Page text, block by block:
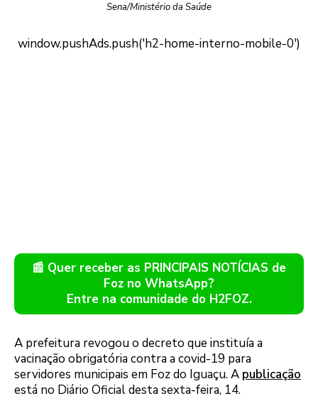
Sena/Ministério da Saúde
📰 Quer receber as PRINCIPAIS NOTÍCIAS de
Foz no WhatsApp?
Entre na comunidade do H2FOZ.
A prefeitura revogou o decreto que instituía a
vacinação obrigatória contra a covid-19 para
servidores municipais em Foz do Iguaçu. A publicação
está no Diário Oficial desta sexta-feira, 14.